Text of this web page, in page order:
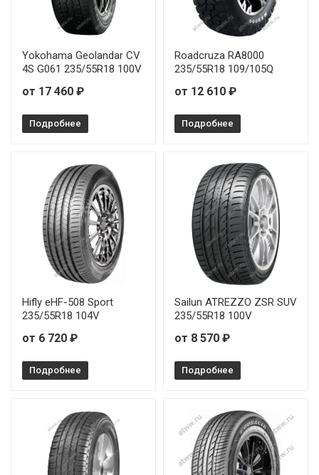
Yokohama Geolandar CV
4S G061 235/55R18 100V
от 17 460 ₽
Подробнее
Roadcruza RA8000
235/55R18 109/105Q
от 12 610 ₽
Подробнее
Hifly eHF-508 Sport
235/55R18 104V
от 6 720 ₽
Подробнее
Sailun ATREZZO ZSR SUV
235/55R18 100V
от 8 570 ₽
Подробнее